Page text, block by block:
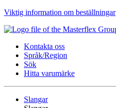
Viktig information om beställningar
Kontakta oss
Språk/Region
Sök
Hitta varumärke
Slangar